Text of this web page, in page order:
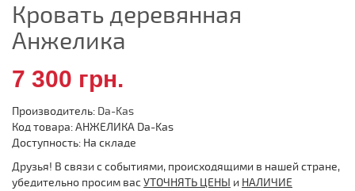
Кровать деревянная
Анжелика
7 300 грн.
Производитель: Da-Kas
Код товара: АНЖЕЛИКА Da-Kas
Доступность: На складе
Друзья! В связи с событиями, происходящими в нашей стране,
убедительно просим васУТОЧНЯТЬ ЦЕНЫ и НАЛИЧИЕ